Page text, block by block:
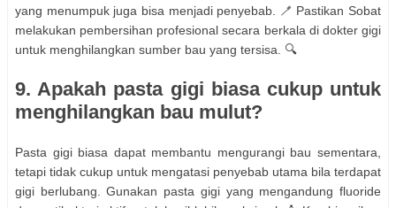
yang menumpuk juga bisa menjadi penyebab. 🪥 Pastikan Sobat
melakukan pembersihan profesional secara berkala di dokter gigi
untuk menghilangkan sumber bau yang tersisa. 🔍
9. Apakah pasta gigi biasa cukup untuk
menghilangkan bau mulut?
Pasta gigi biasa dapat membantu mengurangi bau sementara,
tetapi tidak cukup untuk mengatasi penyebab utama bila terdapat
gigi berlubang. Gunakan pasta gigi yang mengandung fluoride